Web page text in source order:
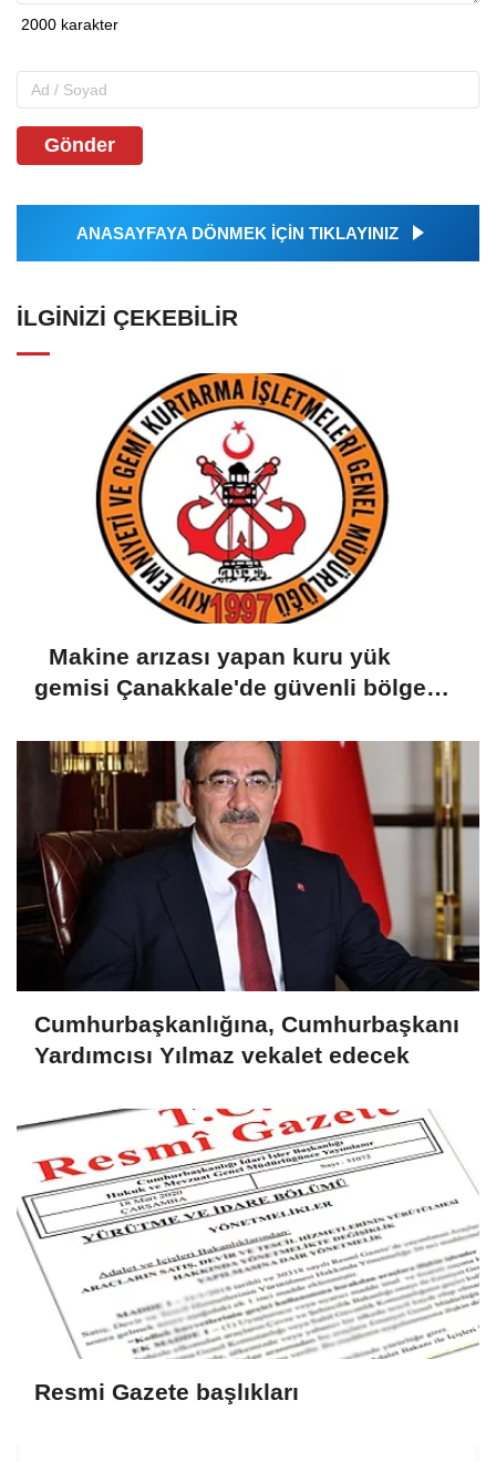
Gönder
ANASAYFAYA DÖNMEK İÇİN TIKLAYINIZ
İLGINIZI ÇEKEBILIR
Makine arızası yapan kuru yük
gemisi Çanakkale'de güvenli bölgeye
Cumhurbaşkanlığına, Cumhurbaşkanı
Yardımcısı Yılmaz vekalet edecek
Resmi Gazete başlıkları